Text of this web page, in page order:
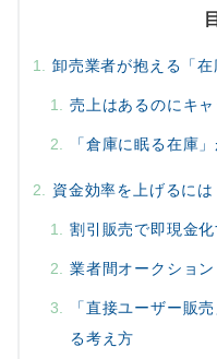
卸売業者が抱える「
売上はあるのにキ
「倉庫に眠る在庫
資金効率を上げるに
割引販売で即現金
業者間オークショ
「直接ユーザー販
る考え方